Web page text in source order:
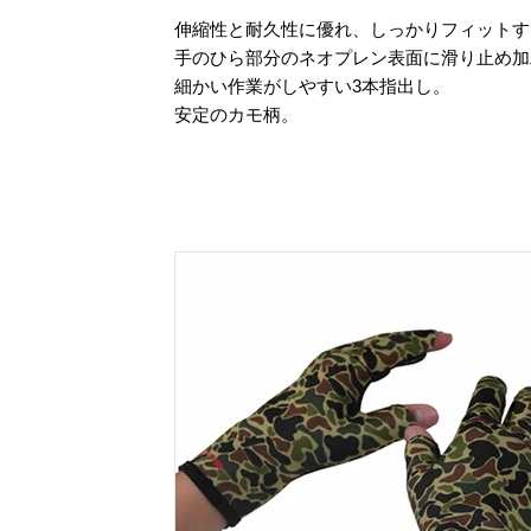
伸縮性と耐久性に優れ、しっかりフィット
手のひら部分のネオプレン表面に滑り止め
細かい作業がしやすい3本指出し。
安定のカモ柄。